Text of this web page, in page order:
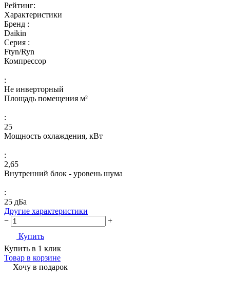
Рейтинг:
Характеристики
Бренд :
Daikin
Серия :
Ftyn/Ryn
Компрессор
:
Не инверторный
Площадь помещения м²
:
25
Мощность охлаждения, кВт
:
2,65
Внутренний блок - уровень шума
:
25 дБа
Другие характеристики
−
+
Купить
Купить в 1 клик
Товар в корзине
Хочу в подарок